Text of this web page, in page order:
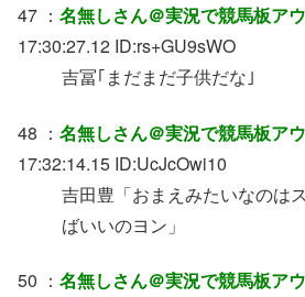
47 ： 名無しさん＠実況で競馬板ア
17:30:27.12 ID:rs+GU9sWO
吉冨｢まだまだ子供だな｣
48 ： 名無しさん＠実況で競馬板ア
17:32:14.15 ID:UcJcOwi10
吉田豊「おまえみたいなのは
ばいいのヨン」
50 ： 名無しさん＠実況で競馬板ア